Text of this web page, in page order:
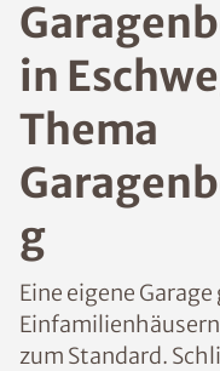
in
Thema
g
Eine eigene
zum Standard.